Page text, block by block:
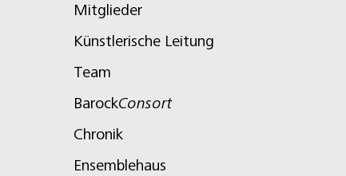
Mitglieder
Künstlerische Leitung
Team
BarockConsort
Chronik
Ensemblehaus